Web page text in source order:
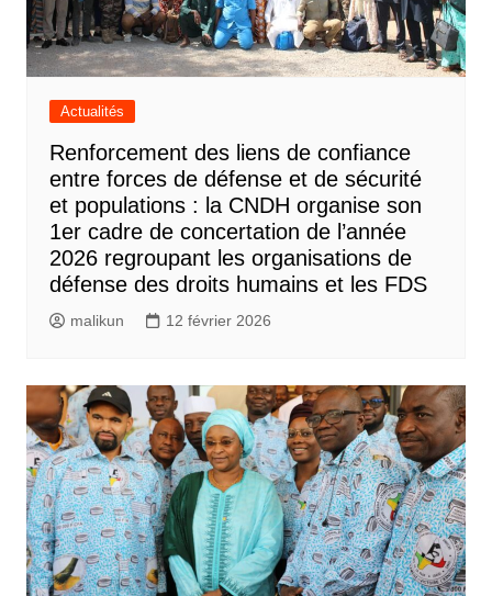
Actualités
Renforcement des liens de confiance
entre forces de défense et de sécurité
et populations : la CNDH organise son
1er cadre de concertation de l’année
2026 regroupant les organisations de
défense des droits humains et les FDS
malikun 12 février 2026